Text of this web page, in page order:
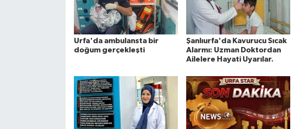
Urfa'da ambulansta bir
doğum gerçekleşti
Şanlıurfa'da Kavurucu Sıcak
Alarmı: Uzman Doktordan
Ailelere Hayati Uyarılar.